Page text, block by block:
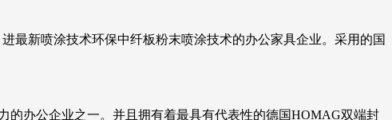
最新喷涂技术环保中纤板粉末喷涂技术的办公家具企业。采用的国
办公企业之一。并且拥有着最具有代表性的德国HOMAG双端封